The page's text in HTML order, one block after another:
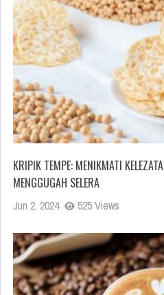
KRIPIK TEMPE: MENIKMATI
MENGGUGAH SELERA
Jun 2, 2024 525 Views